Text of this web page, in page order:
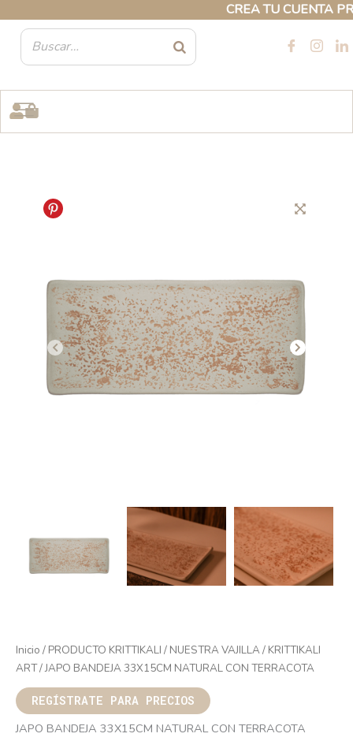
CREA TU CUENTA
contenido
Inicio / PRODUCTO KRITTIKALI / NUESTRA VAJILLA/ KRITTIKALI
ART/ JAPO BANDEJA 33X15CM NATURAL CON TERRACOTA
REGÍSTRATE PARA PRECIOS
JAPO BANDEJA 33X15CM NATURAL CON TERRACOTA